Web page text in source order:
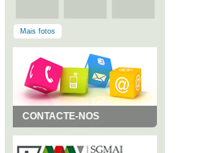
Mais fotos
CONTACTE-NOS